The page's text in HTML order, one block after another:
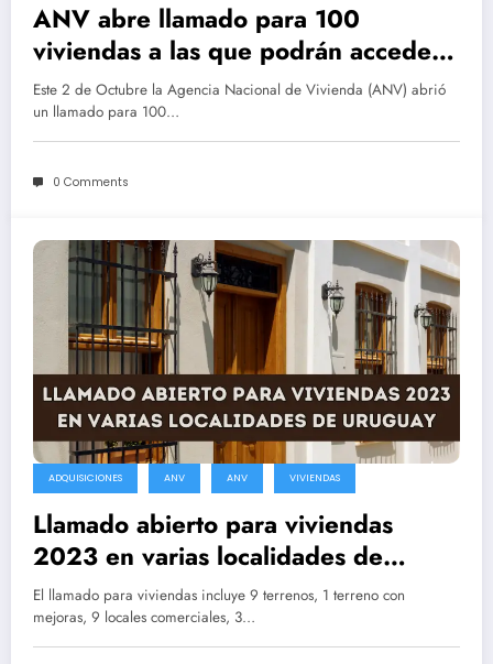
ANV abre llamado para 100
viviendas a las que podrán acceder
quienes estén en el Clearing de
Informes
Este 2 de Octubre la Agencia Nacional de Vivienda (ANV) abrió
un llamado para 100…
0 Comments
ADQUISICIONES ANV ANV VIVIENDAS
Llamado abierto para viviendas
2023 en varias localidades de
Uruguay
El llamado para viviendas incluye 9 terrenos, 1 terreno con
mejoras, 9 locales comerciales, 3…